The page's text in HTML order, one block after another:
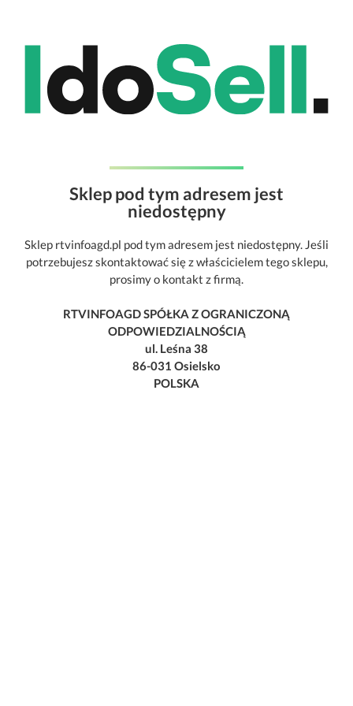
Sklep pod tym adresem jest
niedostępny
Sklep rtvinfoagd.pl pod tym adresem jest niedostępny. Jeśli
potrzebujesz skontaktować się z właścicielem tego sklepu,
prosimy o kontakt z firmą.
RTVINFOAGD SPÓŁKA Z OGRANICZONĄ
ODPOWIEDZIALNOŚCIĄ
ul. Leśna 38
86-031 Osielsko
POLSKA